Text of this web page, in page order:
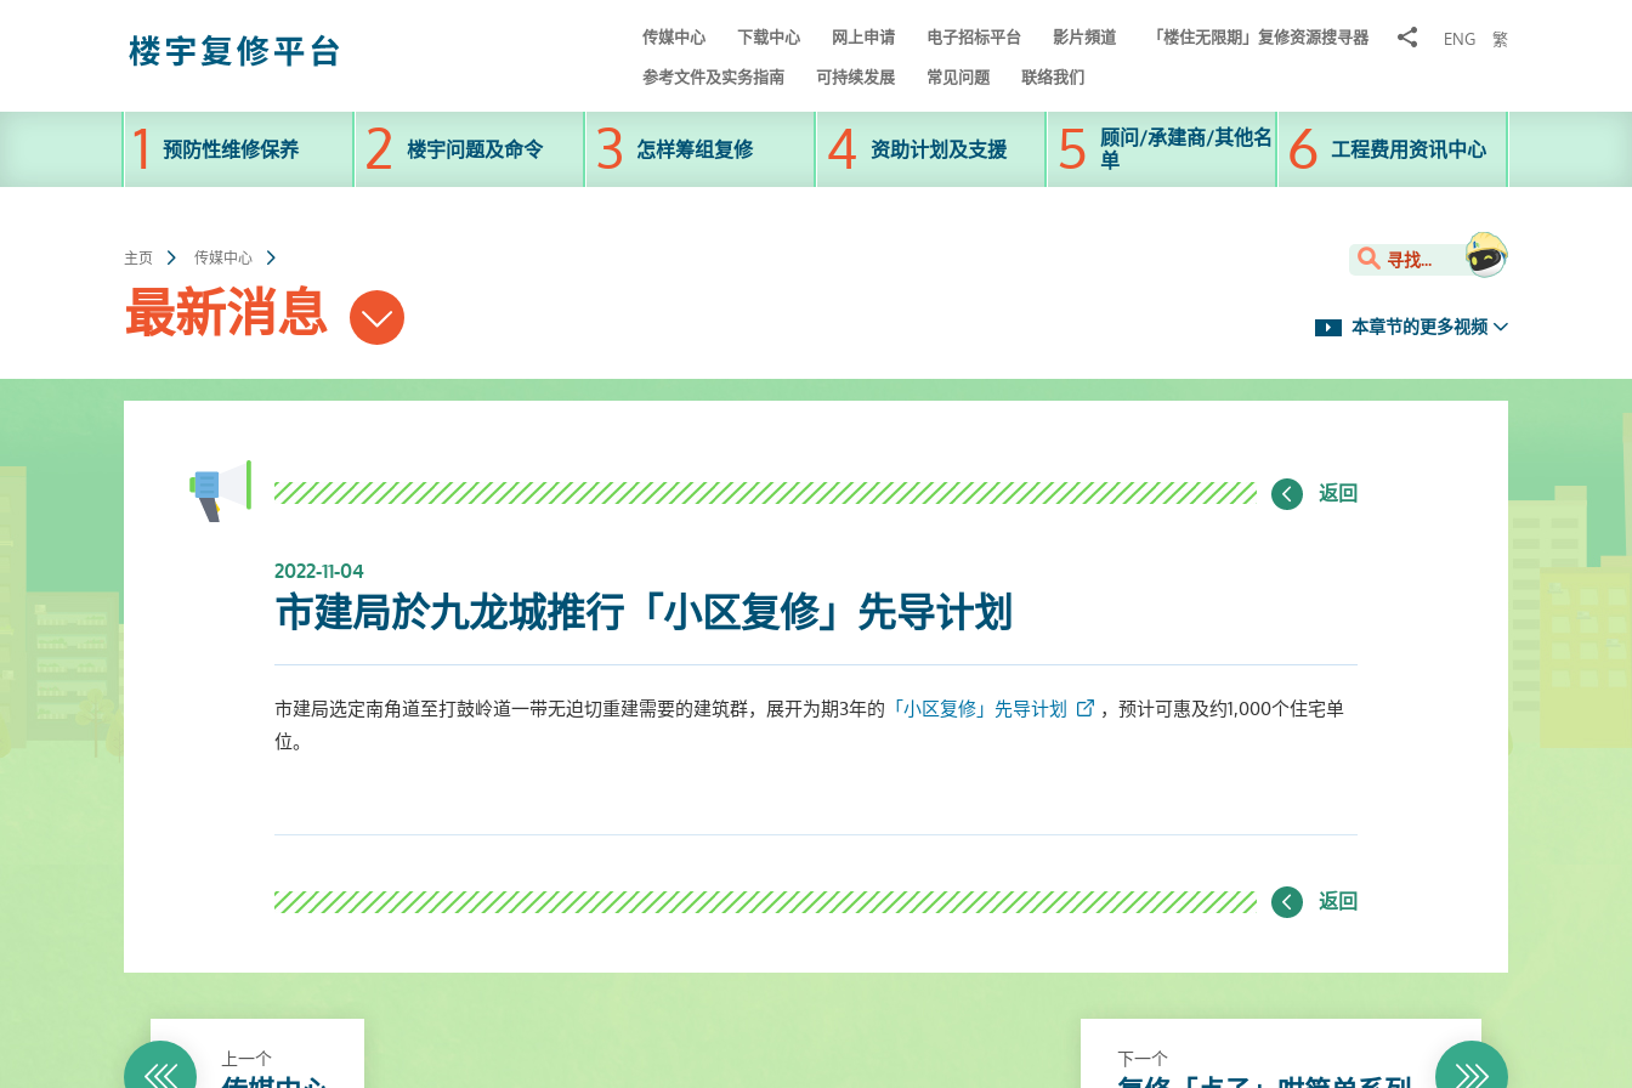
容
传媒中心 下载中心 网上申请 电子招标平台 影片頻道 「楼住无限期」复修资源搜寻器
分
ENG 繁
参考文件及实务指南 可持续发展 常见问题 联络我们
预防性维修保养 楼宇问题及命令 怎样筹组复修 资助计划及支援
顾问/承建商/其他名
单
工程费用资讯中心
主页 传媒中心
最新消息
寻找...
本章节的更多视频
返回
2022-11-04
市建局於九龙城推行「小区复修」先导计划
市建局选定南角道至打鼓岭道一带无迫切重建需要的建筑群，展开为期3年的 「小区复修」先导计划
，预计可惠及约1,000个住宅单
位。
返回
上一个 下一个